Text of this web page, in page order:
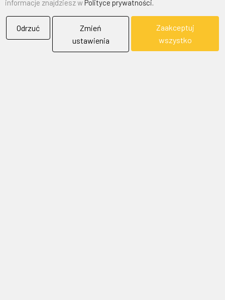
informacje znajdziesz wPolityce prywatności.
Odrzuć
Zmień
ustawienia
Zaakceptuj
wszystko